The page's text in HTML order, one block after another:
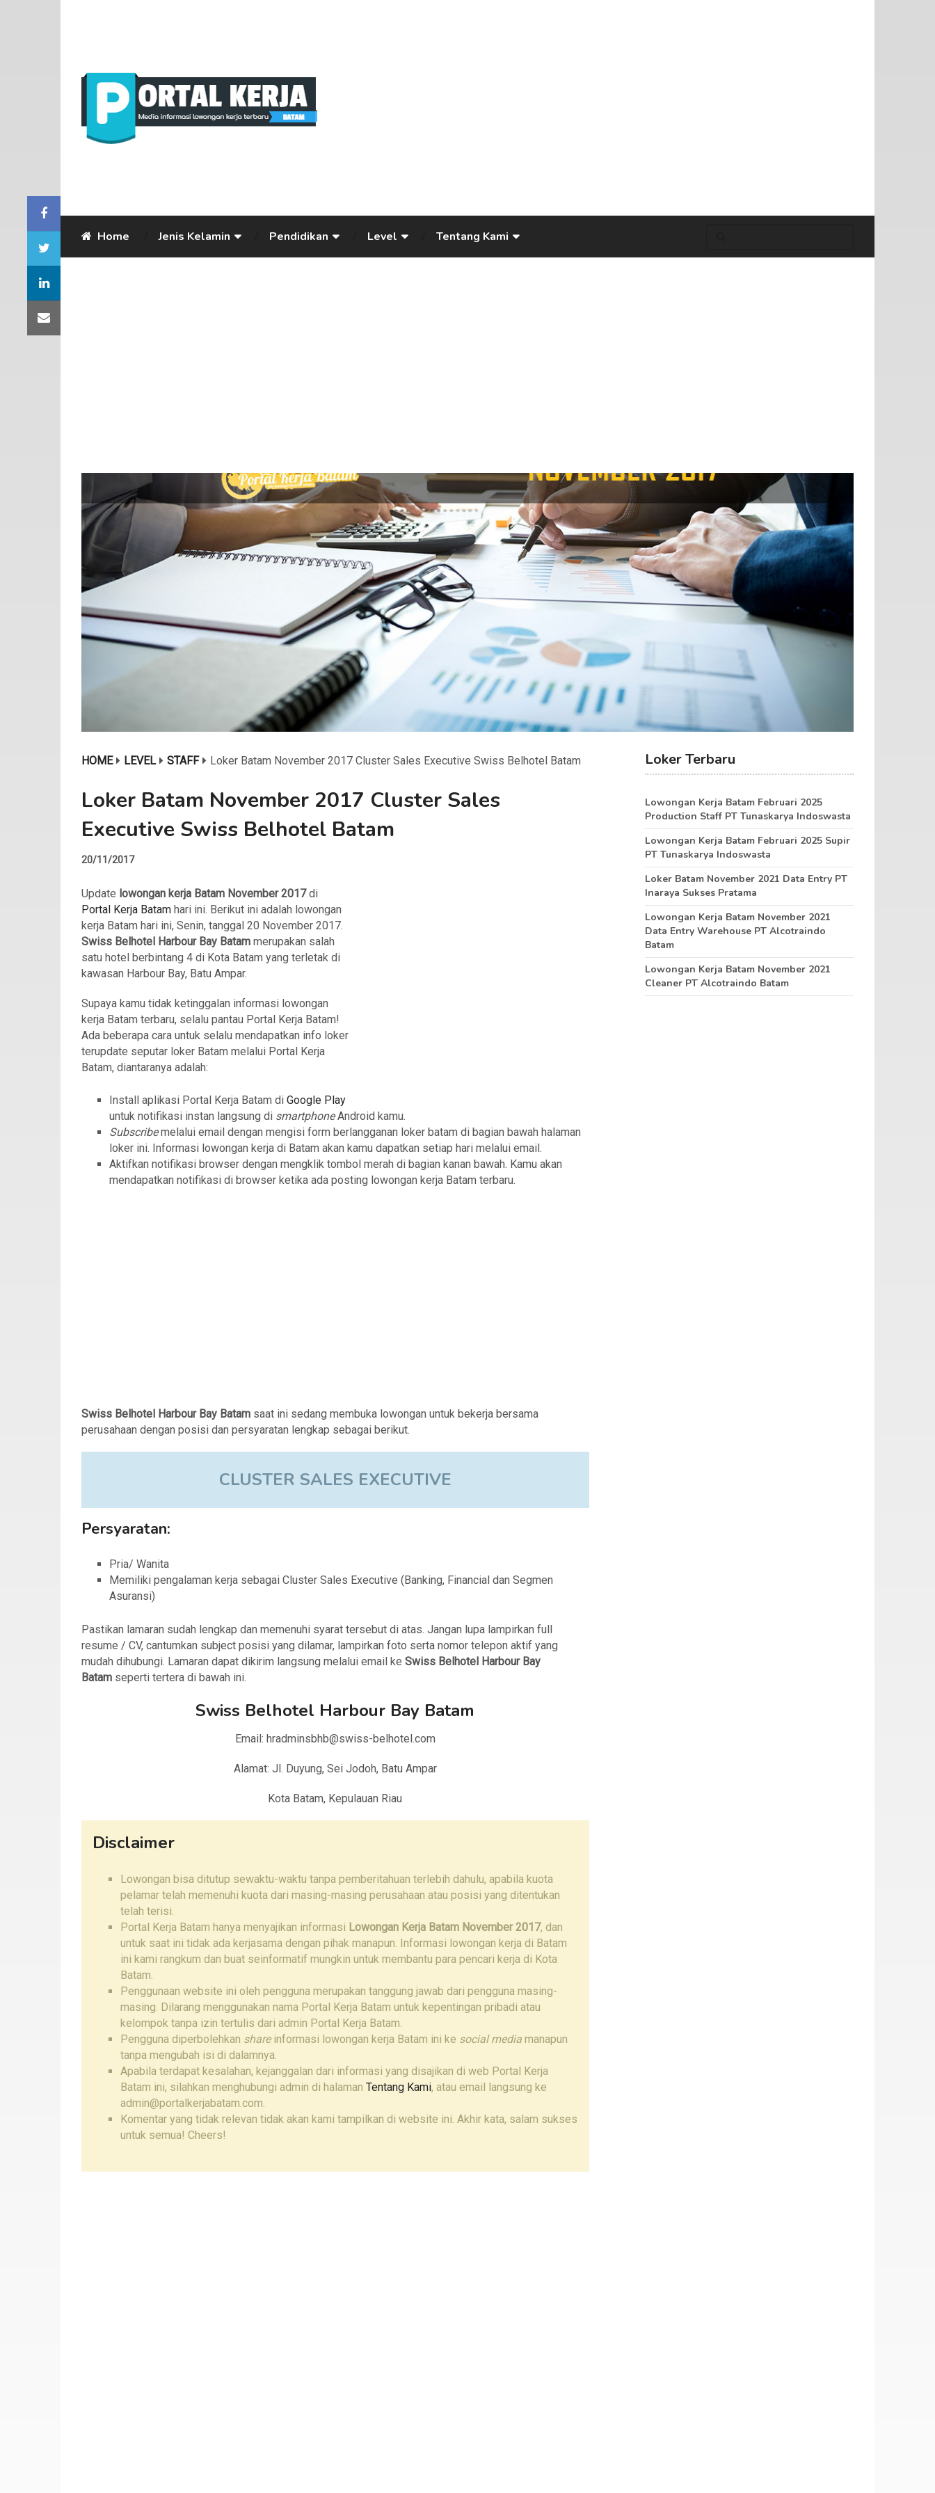
Home Jenis Kelamin Pendidikan Level Tentang Kami
HOME LEVEL STAFF Loker Batam November 2017 Cluster Sales Executive Swiss Belhotel Batam
Loker Batam November 2017 Cluster Sales
Executive Swiss Belhotel Batam
20/11/2017
Update lowongan kerja Batam November 2017di
Portal Kerja Batam hari ini. Berikut ini adalah lowongan
kerja Batam hari ini, Senin, tanggal 20 November 2017.
Swiss Belhotel Harbour Bay Batam merupakan salah
satu hotel berbintang 4 di Kota Batam yang terletak di
kawasan Harbour Bay, Batu Ampar.
Supaya kamu tidak ketinggalan informasi lowongan
kerja Batam terbaru, selalu pantau Portal Kerja Batam!
Ada beberapa cara untuk selalu mendapatkan info loker
terupdate seputar loker Batam melalui Portal Kerja
Batam, diantaranya adalah:
Install aplikasi Portal Kerja Batam di Google Play
untuk notifikasi instan langsung di smartphoneAndroid kamu.
Subscribemelalui email dengan mengisi form berlangganan loker batam di bagian bawah halaman
loker ini. Informasi lowongan kerja di Batam akan kamu dapatkan setiap hari melalui email.
Aktifkan notifikasi browser dengan mengklik tombol merah di bagian kanan bawah. Kamu akan
mendapatkan notifikasi di browser ketika ada posting lowongan kerja Batam terbaru.
Swiss Belhotel Harbour Bay Batam saat ini sedang membuka lowongan untuk bekerja bersama
perusahaan dengan posisi dan persyaratan lengkap sebagai berikut.
CLUSTER SALES EXECUTIVE
Persyaratan:
Pria/ Wanita
Memiliki pengalaman kerja sebagai Cluster Sales Executive (Banking, Financial dan Segmen
Asuransi)
Pastikan lamaran sudah lengkap dan memenuhi syarat tersebut di atas. Jangan lupa lampirkan full
resume / CV, cantumkan subject posisi yang dilamar, lampirkan foto serta nomor telepon aktif yang
mudah dihubungi. Lamaran dapat dikirim langsung melalui email ke Swiss Belhotel Harbour Bay
Batam seperti tertera di bawah ini.
Swiss Belhotel Harbour Bay Batam
Email: hradminsbhb@swiss-belhotel.com
Alamat: Jl. Duyung, Sei Jodoh, Batu Ampar
Kota Batam, Kepulauan Riau
Disclaimer
Lowongan bisa ditutup sewaktu-waktu tanpa pemberitahuan terlebih dahulu, apabila kuota
pelamar telah memenuhi kuota dari masing-masing perusahaan atau posisi yang ditentukan
telah terisi.
Portal Kerja Batam hanya menyajikan informasi Lowongan Kerja Batam November 2017, dan
untuk saat ini tidak ada kerjasama dengan pihak manapun. Informasi lowongan kerja di Batam
ini kami rangkum dan buat seinformatif mungkin untuk membantu para pencari kerja di Kota
Batam.
Penggunaan website ini oleh pengguna merupakan tanggung jawab dari pengguna masing-
masing. Dilarang menggunakan nama Portal Kerja Batam untuk kepentingan pribadi atau
kelompok tanpa izin tertulis dari admin Portal Kerja Batam.
Pengguna diperbolehkan shareinformasi lowongan kerja Batam ini ke social media manapun
tanpa mengubah isi di dalamnya.
Apabila terdapat kesalahan, kejanggalan dari informasi yang disajikan di web Portal Kerja
Batam ini, silahkan menghubungi admin di halaman Tentang Kami, atau email langsung ke
admin@portalkerjabatam.com.
Komentar yang tidak relevan tidak akan kami tampilkan di website ini. Akhir kata, salam sukses
untuk semua! Cheers!
Loker Terbaru
Lowongan Kerja Batam Februari 2025
Production Staff PT Tunaskarya Indoswasta
Lowongan Kerja Batam Februari 2025 Supir
PT Tunaskarya Indoswasta
Loker Batam November 2021 Data Entry PT
Inaraya Sukses Pratama
Lowongan Kerja Batam November 2021
Data Entry Warehouse PT Alcotraindo
Batam
Lowongan Kerja Batam November 2021
Cleaner PT Alcotraindo Batam